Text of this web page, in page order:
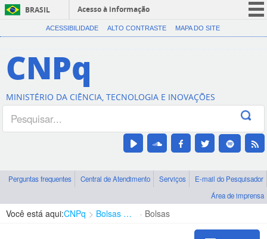
BRASIL
Acesso à informação
CORONAVÍRUS (COVID-19)
Canais
ACESSIBILIDADE ALTO CONTRASTE MAPA DO SITE
CNPq
MINISTÉRIO DA CIÊNCIA, TECNOLOGIA E INOVAÇÕES
Perguntas frequentes Central de Atendimento Serviços
E-mail do Pesquisador
Área de imprensa
Você está aqui:CNPq Bolsas e Auxílios Vigentes Bolsas